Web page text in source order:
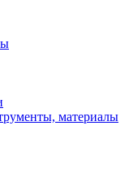
материалы